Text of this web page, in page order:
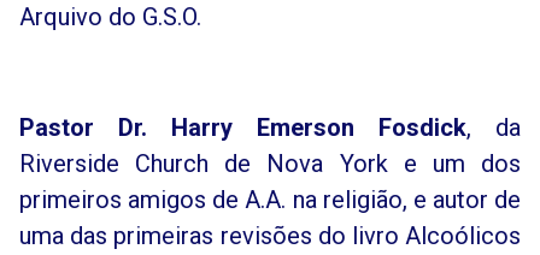
Arquivo do G.S.O.
Pastor Dr. Harry Emerson Fosdick, da
Riverside Church de Nova York e um dos
primeiros amigos de A.A. na religião, e autor de
uma das primeiras revisões do livro Alcoólicos